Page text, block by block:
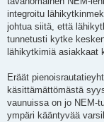
integroitu
johtua siitä, että
tunnetusti kytke
lähikytkimiä asiakkaat
Eräät
käsittämättömästä
vaunuissa on jo NEM-
ympäri kääntyvää